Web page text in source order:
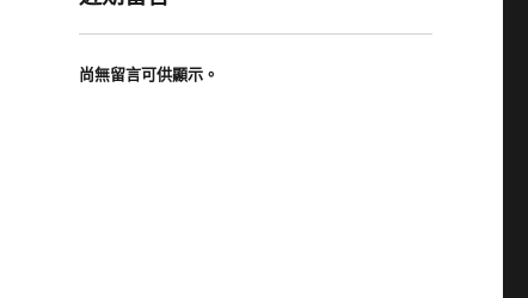
尚無留言可供顯示。